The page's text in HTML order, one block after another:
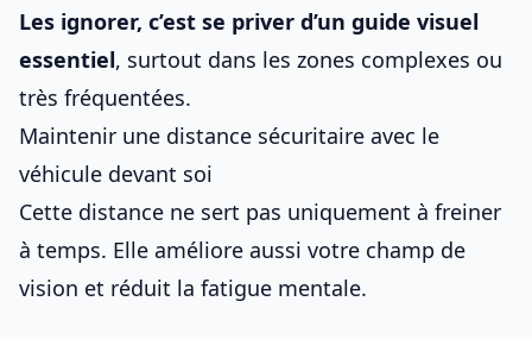
Les ignorer, c’est se priver d’un guide visuel
essentiel, surtout dans les zones complexes ou
très fréquentées.
Maintenir une distance sécuritaire avec le
véhicule devant soi
Cette distance ne sert pas uniquement à freiner
à temps. Elle améliore aussi votre champ de
vision et réduit la fatigue mentale.